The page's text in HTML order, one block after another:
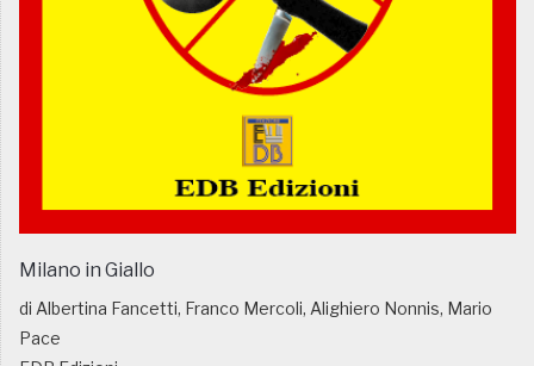
Milano in Giallo
di Albertina Fancetti, Franco Mercoli, Alighiero Nonnis, Mario
Pace